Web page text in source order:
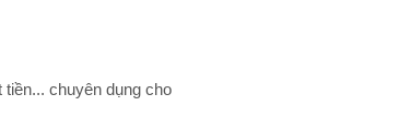
chuyên dụng cho